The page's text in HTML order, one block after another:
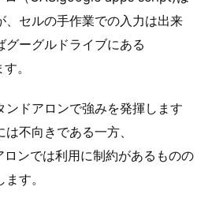
、セルの手作業での入力は出来
グーグルドライブにある
。
ンドアロンで強みを発揮します
不向きである一方、
ンでは利用に制約があるものの
す。